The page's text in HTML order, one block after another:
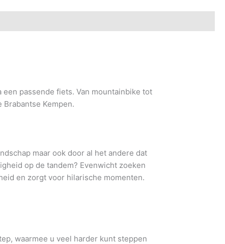
passende fiets. Van mountainbike tot
Kempen.
maar ook door al het andere dat
op de tandem? Evenwicht zoeken
en zorgt voor hilarische momenten.
waarmee u veel harder kunt steppen